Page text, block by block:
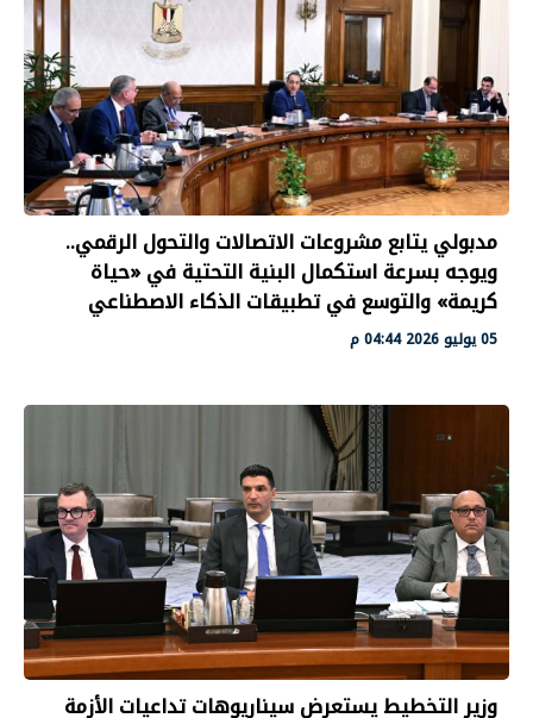
مدبولي يتابع مشروعات الاتصالات والتحول الرقمي..
ويوجه بسرعة استكمال البنية التحتية في «حياة
كريمة» والتوسع في تطبيقات الذكاء الاصطناعي
05 يوليو 2026 04:44 م
وزير التخطيط يستعرض سيناريوهات تداعيات الأزمة